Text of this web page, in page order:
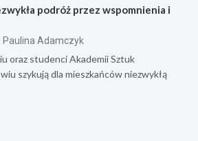
podróż przez wspomnienia i
Paulina Adamczyk
oraz studenci Akademii Sztuk
szykują dla mieszkańców niezwykłą